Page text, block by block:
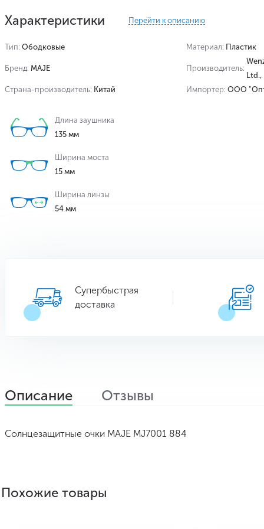
Характеристики Перейти к описанию
Тип: Ободковые Материал: Пластик
Бренд: MAJE Производитель:
Страна-производитель: Китай Импортер:ООО
Длина заушника
135 мм
Ширина моста
15 мм
Ширина линзы
54 мм
Супербыстрая
доставка
Описание Отзывы
Солнцезащитные очки MAJE MJ7001 884
Похожие товары